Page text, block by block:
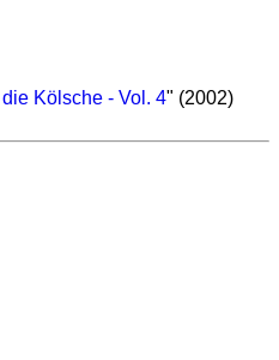
Kölsche - Vol. 4" (2002)